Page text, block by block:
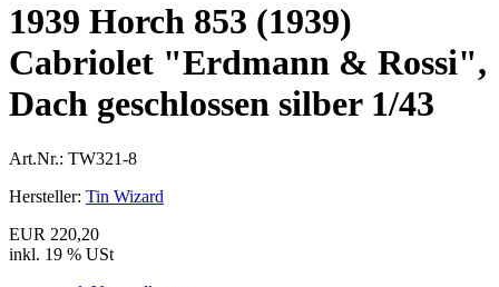
1939 Horch 853 (1939)
Cabriolet "Erdmann & Rossi",
Dach geschlossen silber 1/43
Art.Nr.: TW321-8
Hersteller: Tin Wizard
EUR 220,20
inkl. 19 % USt